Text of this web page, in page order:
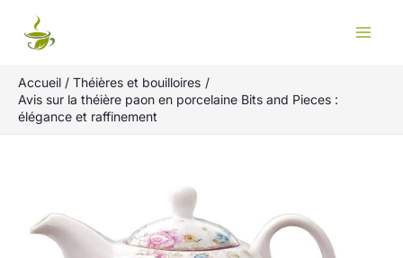
Accueil
Théières et bouilloires
Avis sur la théière paon en porcelaine Bits and Pieces :
élégance et raffinement